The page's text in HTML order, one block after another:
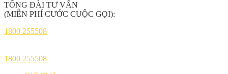
TỔNG ĐÀI TƯ VẤN
(MIỄN PHÍ CƯỚC CUỘC GỌI):
1800 255508
1800 255508